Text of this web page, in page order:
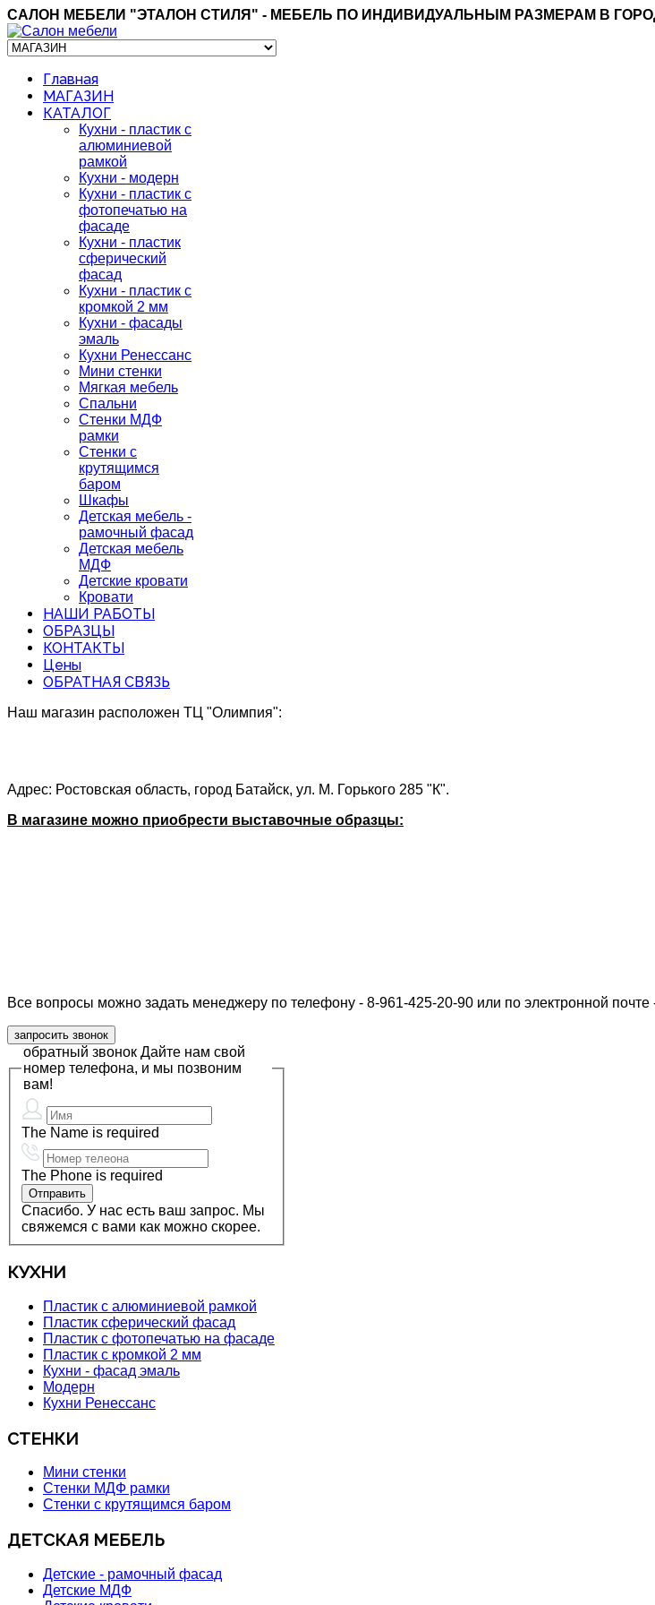
САЛОН МЕБЕЛИ "ЭТАЛОН СТИЛЯ" - МЕБЕЛЬ ПО ИНДИВИДУАЛЬНЫМ
Главная
МАГАЗИН
КАТАЛОГ
Кухни - пластик с
алюминиевой
рамкой
Кухни - модерн
Кухни - пластик c
фотопечатью на
фасаде
Кухни - пластик
сферический
фасад
Кухни - пластик c
кромкой 2 мм
Кухни - фасады
эмаль
Кухни Ренессанс
Мини стенки
Мягкая мебель
Спальни
Стенки МДФ
рамки
Стенки с
крутящимся
баром
Шкафы
Детская мебель -
рамочный фасад
Детская мебель
МДФ
Детские кровати
Кровати
НАШИ РАБОТЫ
ОБРАЗЦЫ
КОНТАКТЫ
Цены
ОБРАТНАЯ СВЯЗЬ
Наш магазин расположен ТЦ "Олимпия":
Адрес: Ростовская область, город Батайск, ул. М. Горького 285 "К".
В магазине можно приобрести выставочные образцы:
Все вопросы можно задать менеджеру по телефону - 8-961-425-20-90 или по электронной почте
запросить звонок
обратный звонок Дайте нам свой
номер телефона, и мы позвоним
вам!
The Name is required
The Phone is required
Спасибо. У нас есть ваш запрос. Мы
свяжемся с вами как можно скорее.
КУХНИ
Пластик с алюминиевой рамкой
Пластик сферический фасад
Пластик с фотопечатью на фасаде
Пластик с кромкой 2 мм
Кухни - фасад эмаль
Модерн
Кухни Ренессанс
СТЕНКИ
Мини стенки
Стенки МДФ рамки
Стенки с крутящимся баром
ДЕТСКАЯ МЕБЕЛЬ
Детские - рамочный фасад
Детские МДФ